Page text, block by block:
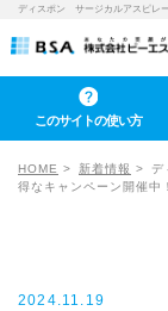
ディスポン サージカルアスピレ
このサイトの使い方
HOME 新着情報
デ
得なキャンペーン開催中
2024.11.19